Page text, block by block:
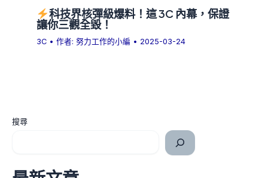
科技界核彈級爆料！這 3C 內幕，保證
讓你三觀全毀！
3C • 作者:努力工作的小編 • 2025-03-24
搜尋